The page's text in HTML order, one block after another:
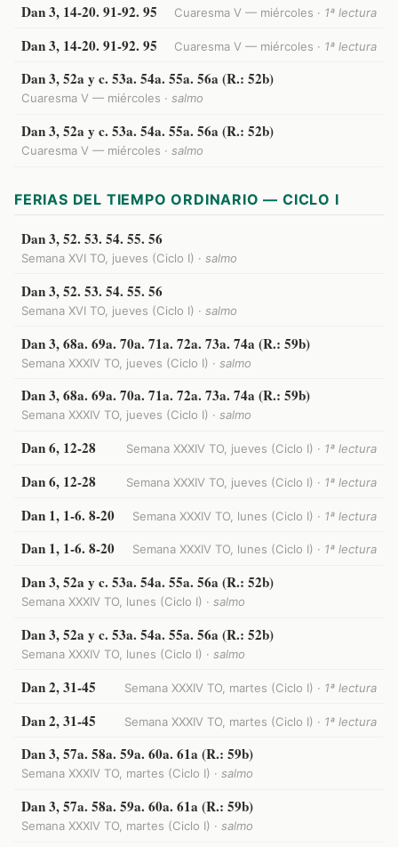
Dan 3, 14-20. 91-92. 95 Cuaresma V — miércoles · 1ª lectura
Dan 3, 14-20. 91-92. 95 Cuaresma V — miércoles · 1ª lectura
Dan 3, 52a y c. 53a. 54a. 55a. 56a (R.: 52b)
Cuaresma V — miércoles · salmo
Dan 3, 52a y c. 53a. 54a. 55a. 56a (R.: 52b)
Cuaresma V — miércoles · salmo
FERIAS DEL TIEMPO ORDINARIO — CICLO I
Dan 3, 52. 53. 54. 55. 56
Semana XVI TO, jueves (Ciclo I) · salmo
Dan 3, 52. 53. 54. 55. 56
Semana XVI TO, jueves (Ciclo I) · salmo
Dan 3, 68a. 69a. 70a. 71a. 72a. 73a. 74a (R.: 59b)
Semana XXXIV TO, jueves (Ciclo I) · salmo
Dan 3, 68a. 69a. 70a. 71a. 72a. 73a. 74a (R.: 59b)
Semana XXXIV TO, jueves (Ciclo I) · salmo
Dan 6, 12-28 Semana XXXIV TO, jueves (Ciclo I) · 1ª lectura
Dan 6, 12-28 Semana XXXIV TO, jueves (Ciclo I) · 1ª lectura
Dan 1, 1-6. 8-20 Semana XXXIV TO, lunes (Ciclo I) · 1ª lectura
Dan 1, 1-6. 8-20 Semana XXXIV TO, lunes (Ciclo I) · 1ª lectura
Dan 3, 52a y c. 53a. 54a. 55a. 56a (R.: 52b)
Semana XXXIV TO, lunes (Ciclo I) · salmo
Dan 3, 52a y c. 53a. 54a. 55a. 56a (R.: 52b)
Semana XXXIV TO, lunes (Ciclo I) · salmo
Dan 2, 31-45 Semana XXXIV TO, martes (Ciclo I) · 1ª lectura
Dan 2, 31-45 Semana XXXIV TO, martes (Ciclo I) · 1ª lectura
Dan 3, 57a. 58a. 59a. 60a. 61a (R.: 59b)
Semana XXXIV TO, martes (Ciclo I) · salmo
Dan 3, 57a. 58a. 59a. 60a. 61a (R.: 59b)
Semana XXXIV TO, martes (Ciclo I) · salmo